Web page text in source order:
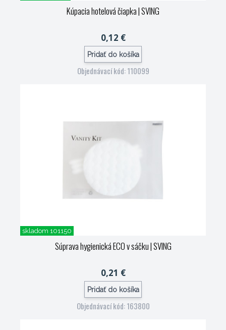
Kúpacia hotelová čiapka| SVING
0,12 €
Pridať do košíka
Objednávací kód: 110099
skladom 101150
Súprava hygienická ECO v sáčku| SVING
0,21 €
Pridať do košíka
Objednávací kód: 163800